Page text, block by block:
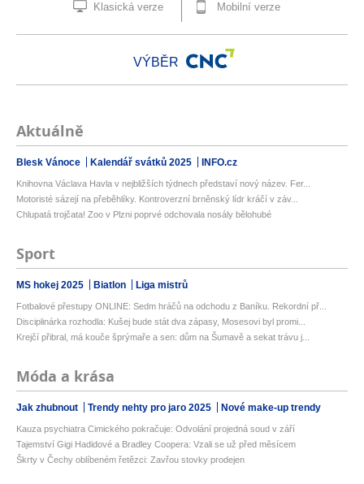
Klasická verze Mobilní verze
VÝBĚR
Aktuálně
Blesk Vánoce Kalendář svátků 2025 INFO.cz
Knihovna Václava Havla v nejbližších týdnech představí nový název. Fer...
Motoristé sázejí na přeběhlíky. Kontroverzní brněnský lídr kráčí v záv...
Chlupatá trojčata! Zoo v Plzni poprvé odchovala nosály bělohubé
Sport
MS hokej 2025 Biatlon Liga mistrů
Fotbalové přestupy ONLINE: Sedm hráčů na odchodu z Baníku. Rekordní př...
Disciplinárka rozhodla: Kušej bude stát dva zápasy, Mosesovi byl promi...
Krejčí přibral, má kouče šprýmaře a sen: dům na Šumavě a sekat trávu j...
Móda a krása
Jak zhubnout Trendy nehty pro jaro 2025 Nové make-up trendy
Kauza psychiatra Cimického pokračuje: Odvolání projedná soud v září
Tajemství Gigi Hadidové a Bradley Coopera: Vzali se už před měsícem
Škrty v Čechy oblíbeném řetězci: Zavřou stovky prodejen